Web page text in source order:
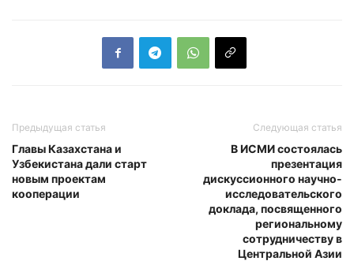
Предыдущая статья
Главы Казахстана и
Узбекистана дали старт
новым проектам
кооперации
Следующая статья
В ИСМИ состоялась
презентация
дискуссионного научно-
исследовательского
доклада, посвященного
региональному
сотрудничеству в
Центральной Азии